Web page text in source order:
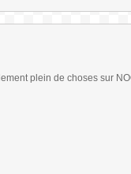
plein de choses sur